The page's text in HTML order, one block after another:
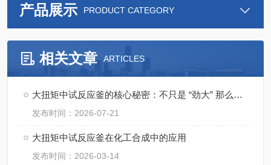
产品展示 PRODUCT CATEGORY
相关文章 ARTICLES
大扭矩中试反应釜的核心秘密：不只是 “劲大” 那么简单
发布时间：2026-07-21
大扭矩中试反应釜在化工合成中的应用
发布时间：2026-03-14